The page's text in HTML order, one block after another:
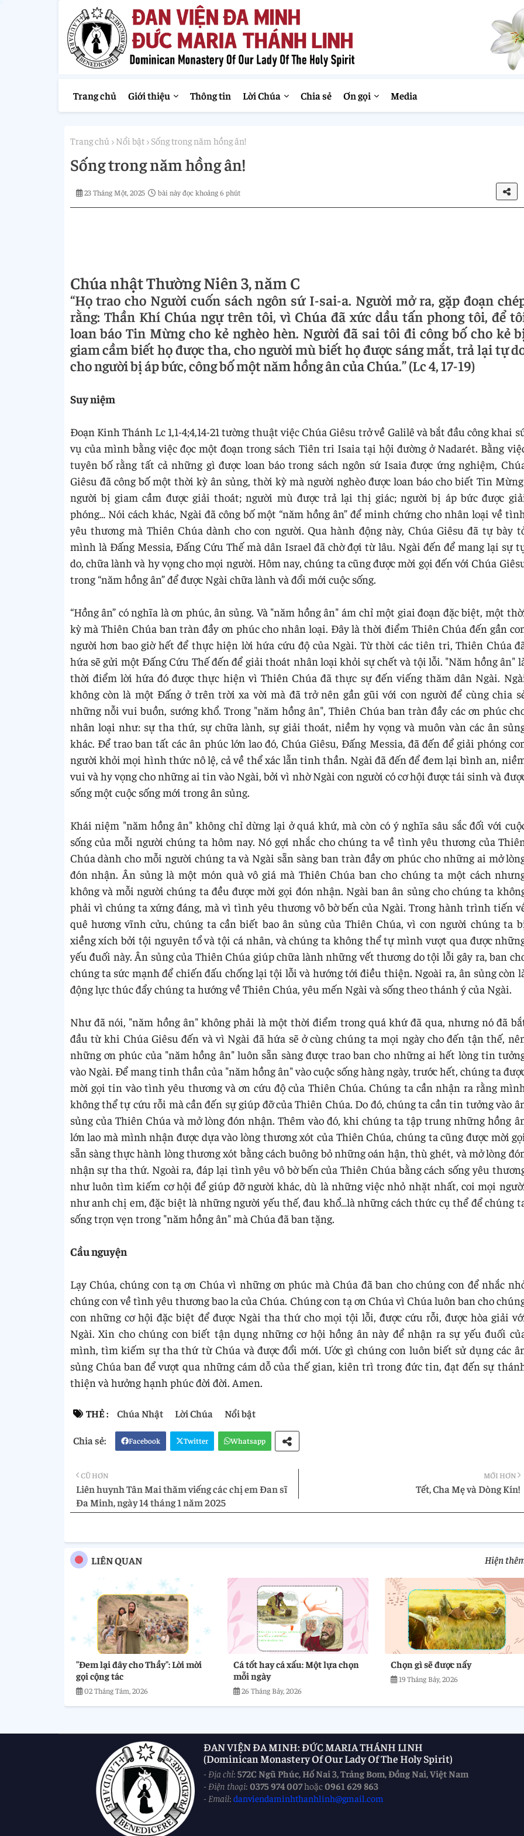
Trang chủ Giới thiệu Thông tin Lời Chúa Chia sẻ Ơn gọi Media
Trang chủ Nổi bật Sống trong năm hồng ân!
Sống trong năm hồng ân!
23 Tháng Một, 2025 bài này đọc khoảng 6 phút
Chúa nhật Thường Niên 3, năm C
“Họ trao cho Người cuốn sách ngôn sứ I-sai-a. Người mở ra, gặp đoạn
rằng: Thần Khí Chúa ngự trên tôi, vì Chúa đã xức dầu tấn phong tôi, để
loan báo Tin Mừng cho kẻ nghèo hèn. Người đã sai tôi đi công bố cho kẻ
giam cầm biết họ được tha, cho người mù biết họ được sáng mắt, trả lại tự
cho người bị áp bức, công bố một năm hồng ân của Chúa.” (Lc 4, 17-19)
Suy niệm
Đoạn Kinh Thánh Lc 1,1-4;4,14-21 tường thuật việc Chúa Giêsu trở về Galilê và bắt đầu công khai
vụ của mình bằng việc đọc một đoạn trong sách Tiên tri Isaia tại hội đường ở Nadarét. Bằng
tuyên bố rằng tất cả những gì được loan báo trong sách ngôn sứ Isaia được ứng nghiệm,
Giêsu đã công bố một thời kỳ ân sủng, thời kỳ mà người nghèo được loan báo cho biết Tin
người bị giam cầm được giải thoát; người mù được trả lại thị giác; người bị áp bức được
phóng… Nói cách khác, Ngài đã công bố một “năm hồng ân” để minh chứng cho nhân loại về tình
yêu thương mà Thiên Chúa dành cho con người. Qua hành động này, Chúa Giêsu đã tự bày
mình là Đấng Messia, Đấng Cứu Thế mà dân Israel đã chờ đợi từ lâu. Ngài đến để mang lại sự
do, chữa lành và hy vọng cho mọi người. Hôm nay, chúng ta cũng được mời gọi đến với Chúa
trong “năm hồng ân” để được Ngài chữa lành và đổi mới cuộc sống.
“Hồng ân” có nghĩa là ơn phúc, ân sủng. Và "năm hồng ân" ám chỉ một giai đoạn đặc biệt, một
kỳ mà Thiên Chúa ban tràn đầy ơn phúc cho nhân loại. Đây là thời điểm Thiên Chúa đến gần
người hơn bao giờ hết để thực hiện lời hứa cứu độ của Ngài. Từ thời các tiên tri, Thiên Chúa
hứa sẽ gửi một Đấng Cứu Thế đến để giải thoát nhân loại khỏi sự chết và tội lỗi. "Năm hồng ân"
thời điểm lời hứa đó được thực hiện vì Thiên Chúa đã thực sự đến viếng thăm dân Ngài.
không còn là một Đấng ở trên trời xa vời mà đã trở nên gần gũi với con người để cùng chia
những nỗi vui buồn, sướng khổ. Trong "năm hồng ân", Thiên Chúa ban tràn đầy các ơn phúc
nhân loại như: sự tha thứ, sự chữa lành, sự giải thoát, niềm hy vọng và muôn vàn các ân
khác. Để trao ban tất các ân phúc lớn lao đó, Chúa Giêsu, Đấng Messia, đã đến để giải phóng
người khỏi mọi hình thức nô lệ, cả về thể xác lẫn tinh thần. Ngài đã đến để đem lại bình an,
vui và hy vọng cho những ai tin vào Ngài, bởi vì nhờ Ngài con người có cơ hội được tái sinh và
sống một cuộc sống mới trong ân sủng.
Khái niệm "năm hồng ân" không chỉ dừng lại ở quá khứ, mà còn có ý nghĩa sâu sắc đối với
sống của mỗi người chúng ta hôm nay. Nó gợi nhắc cho chúng ta về tình yêu thương của Thiên
Chúa dành cho mỗi người chúng ta và Ngài sẵn sàng ban tràn đầy ơn phúc cho những ai mở
đón nhận. Ân sủng là một món quà vô giá mà Thiên Chúa ban cho chúng ta một cách
không và mỗi người chúng ta đều được mời gọi đón nhận. Ngài ban ân sủng cho chúng ta
phải vì chúng ta xứng đáng, mà vì tình yêu thương vô bờ bến của Ngài. Trong hành trình tiến
quê hương vĩnh cửu, chúng ta cần biết bao ân sủng của Thiên Chúa, vì con người chúng ta
xiềng xích bởi tội nguyên tổ và tội cá nhân, và chúng ta không thể tự mình vượt qua được
yếu đuối này. Ân sủng của Thiên Chúa giúp chữa lành những vết thương do tội lỗi gây ra, ban
chúng ta sức mạnh để chiến đấu chống lại tội lỗi và hướng tới điều thiện. Ngoài ra, ân sủng còn
động lực thúc đẩy chúng ta hướng về Thiên Chúa, yêu mến Ngài và sống theo thánh ý của Ngài.
Như đã nói, "năm hồng ân" không phải là một thời điểm trong quá khứ đã qua, nhưng nó đã
đầu từ khi Chúa Giêsu đến và vì Ngài đã hứa sẽ ở cùng chúng ta mọi ngày cho đến tận thế,
những ơn phúc của "năm hồng ân" luôn sẵn sàng được trao ban cho những ai hết lòng tin
vào Ngài. Để mang tinh thần của "năm hồng ân" vào cuộc sống hàng ngày, trước hết, chúng ta
mời gọi tin vào tình yêu thương và ơn cứu độ của Thiên Chúa. Chúng ta cần nhận ra rằng mình
không thể tự cứu rỗi mà cần đến sự giúp đỡ của Thiên Chúa. Do đó, chúng ta cần tin tưởng vào
sủng của Thiên Chúa và mở lòng đón nhận. Thêm vào đó, khi chúng ta tập trung những hồng
lớn lao mà mình nhận được dựa vào lòng thương xót của Thiên Chúa, chúng ta cũng được mời gọi
sẵn sàng thực hành lòng thương xót bằng cách buông bỏ những oán hận, thù ghét, và mở lòng
nhận sự tha thứ. Ngoài ra, đáp lại tình yêu vô bờ bến của Thiên Chúa bằng cách sống yêu
như luôn tìm kiếm cơ hội để giúp đỡ người khác, dù là những việc nhỏ nhặt nhất, coi mọi
như anh chị em, đặc biệt là những người yếu thế, đau khổ…là những cách thức cụ thể để chúng
sống trọn vẹn trong "năm hồng ân" mà Chúa đã ban tặng.
Cầu nguyện
Lạy Chúa, chúng con tạ ơn Chúa vì những ơn phúc mà Chúa đã ban cho chúng con để nhắc
chúng con về tình yêu thương bao la của Chúa. Chúng con tạ ơn Chúa vì Chúa luôn ban cho
con những cơ hội đặc biệt để được Ngài tha thứ cho mọi tội lỗi, được cứu rỗi, được hòa giải
Ngài. Xin cho chúng con biết tận dụng những cơ hội hồng ân này để nhận ra sự yếu đuối
mình, tìm kiếm sự tha thứ từ Chúa và được đổi mới. Ước gì chúng con luôn biết sử dụng các
sủng Chúa ban để vượt qua những cám dỗ của thế gian, kiên trì trong đức tin, đạt đến sự
thiện và hưởng hạnh phúc đời đời. Amen.
THẺ : Chúa Nhật Lời Chúa Nổi bật
Facebook Twitter Whatsapp
MỚI HƠN
Tết, Cha Mẹ và Dòng Kín!
CŨ HƠN
Liên huynh Tân Mai thăm viếng các chị em Đan sĩ
Đa Minh, ngày 14 tháng 1 năm 2025
LIÊN QUAN Hiện
"Đem lại đây cho Thầy": Lời mời
gọi cộng tác
02 Tháng Tám, 2026
Cá tốt hay cá xấu: Một lựa chọn
mỗi ngày
26 Tháng Bảy, 2026
Chọn gì sẽ được nấy
19 Tháng Bảy, 2026
ĐAN VIỆN ĐA MINH: ĐỨC MARIA THÁNH LINH
(Dominican Monastery Of Our Lady Of The Holy Spirit)
- Địa chỉ:572C Ngũ Phúc, Hố Nai 3, Trảng Bom, Đồng Nai, Việt Nam
- Điện thoại:0375 974 007hoặc0961 629 863
- Email:danviendaminhthanhlinh@gmail.com